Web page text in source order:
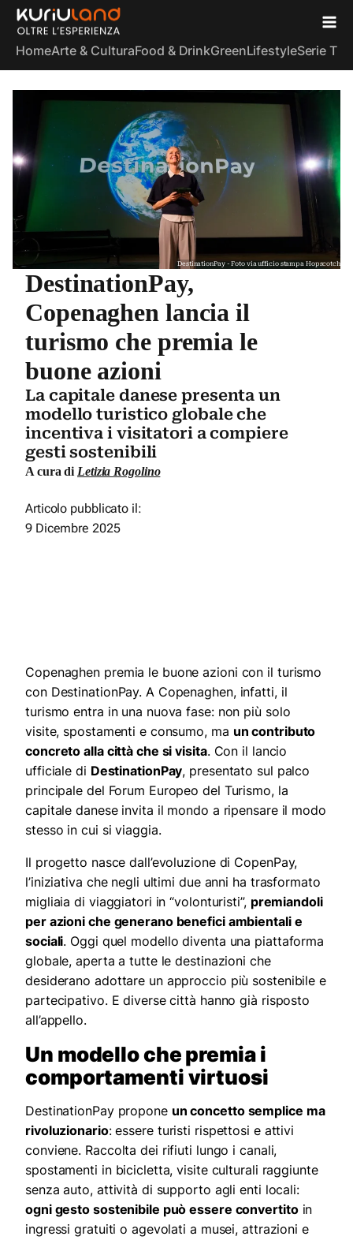
HomeArte & CulturaFood & DrinkGreenLifestyleSerie TV
DestinationPay - Foto via ufficio stampa Hopscotch
DestinationPay,
Copenaghen lancia il
turismo che premia le
buone azioni
La capitale danese presenta un
modello turistico globale che
incentiva i visitatori a compiere
gesti sostenibili
A cura diLetizia Rogolino
Articolo pubblicato il:
9 Dicembre 2025
Copenaghen premia le buone azioni con il turismo
con DestinationPay. A Copenaghen, infatti, il
turismo entra in una nuova fase: non più solo
visite, spostamenti e consumo, ma un contributo
concreto alla città che si visita. Con il lancio
ufficiale di DestinationPay, presentato sul palco
principale del Forum Europeo del Turismo, la
capitale danese invita il mondo a ripensare il modo
stesso in cui si viaggia.
Il progetto nasce dall’evoluzione di CopenPay,
l’iniziativa che negli ultimi due anni ha trasformato
migliaia di viaggiatori in “volonturisti”, premiandoli
per azioni che generano benefici ambientali e
sociali. Oggi quel modello diventa una piattaforma
globale, aperta a tutte le destinazioni che
desiderano adottare un approccio più sostenibile e
partecipativo. E diverse città hanno già risposto
all’appello.
Un modello che premia i
comportamenti virtuosi
DestinationPay propone un concetto semplice ma
rivoluzionario: essere turisti rispettosi e attivi
conviene. Raccolta dei rifiuti lungo i canali,
spostamenti in bicicletta, visite culturali raggiunte
senza auto, attività di supporto agli enti locali:
ogni gesto sostenibile può essere convertitoin
ingressi gratuiti o agevolati a musei, attrazioni e